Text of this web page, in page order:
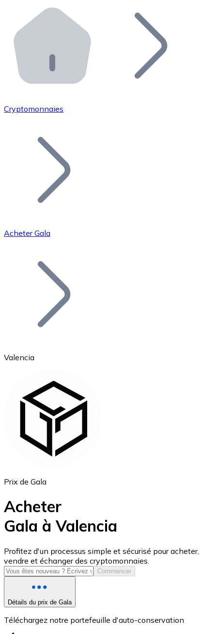
Distributeurs automatiques Bitnovo
Intégrez un ATM Bitnovo dans votre entreprise et
API Bitnovo
Intégrez notre API dans votre écosystème.
Rejoignez notre réseau de distributeurs et
Ajoutez le token de votre projet à notre service
Bitcoin
Ethereum
USD Coin
USDC
Cryptomonnaies
Acheter Gala
Valencia
Prix de Gala
Acheter
Gala à Valencia
Profitez d'un processus simple et sécurisé pour acheter,
vendre et échanger des cryptomonnaies.
Commencer
Détails du prix de Gala
Téléchargez notre portefeuille d'auto-conservation